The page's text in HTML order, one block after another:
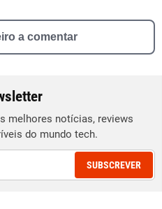
a comentar
melhores notícias, reviews
do mundo tech.
SUBSCREVER